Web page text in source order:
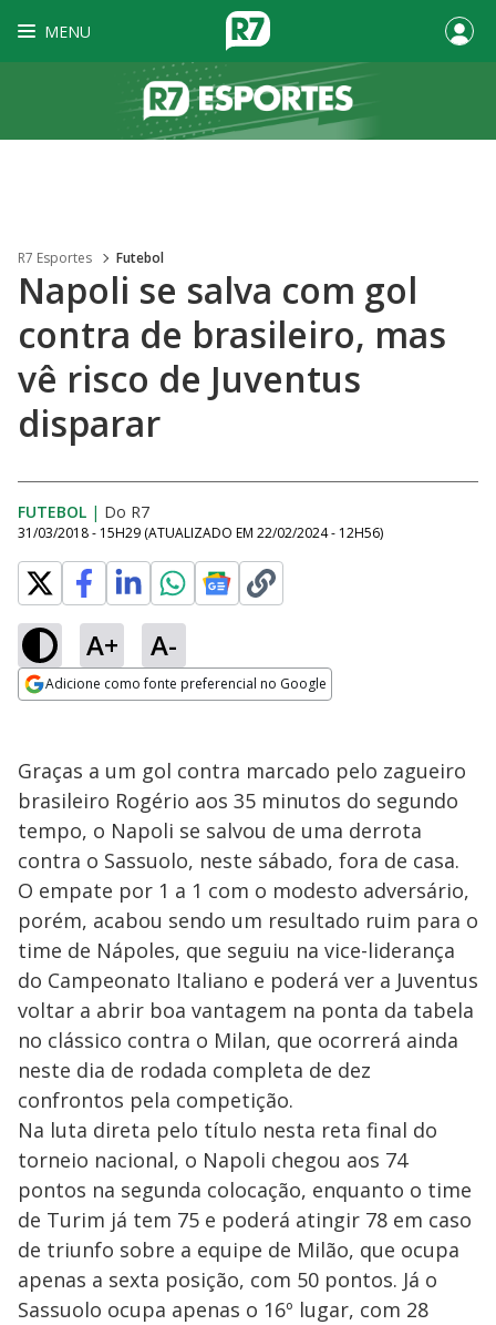
MENU
R7 Esportes Futebol
Napoli se salva com gol
contra de brasileiro, mas
vê risco de Juventus
disparar
FUTEBOL | Do R7
31/03/2018 - 15H29 (ATUALIZADO EM 22/02/2024 - 12H56)
A+ A-
Adicione como fonte preferencial no Google
Graças a um gol contra marcado pelo zagueiro
brasileiro Rogério aos 35 minutos do segundo
tempo, o Napoli se salvou de uma derrota
contra o Sassuolo, neste sábado, fora de casa.
O empate por 1 a 1 com o modesto adversário,
porém, acabou sendo um resultado ruim para o
time de Nápoles, que seguiu na vice-liderança
do Campeonato Italiano e poderá ver a Juventus
voltar a abrir boa vantagem na ponta da tabela
no clássico contra o Milan, que ocorrerá ainda
neste dia de rodada completa de dez
confrontos pela competição.
Na luta direta pelo título nesta reta final do
torneio nacional, o Napoli chegou aos 74
pontos na segunda colocação, enquanto o time
de Turim já tem 75 e poderá atingir 78 em caso
de triunfo sobre a equipe de Milão, que ocupa
apenas a sexta posição, com 50 pontos. Já o
Sassuolo ocupa apenas o 16º lugar, com 28